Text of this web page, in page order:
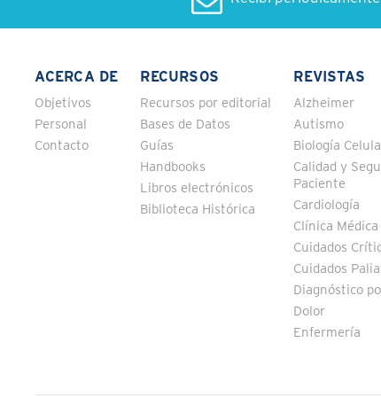
ACERCA DE
Objetivos
Personal
Contacto
RECURSOS
Recursos por editorial
Bases de Datos
Guías
Handbooks
Libros electrónicos
Biblioteca Histórica
REVISTAS
Alzheimer
Autismo
Biología
Calidad y
Paciente
Cardiología
Clínica Médica
Cuidados
Cuidados
Diagnóstico
Dolor
Enfermería